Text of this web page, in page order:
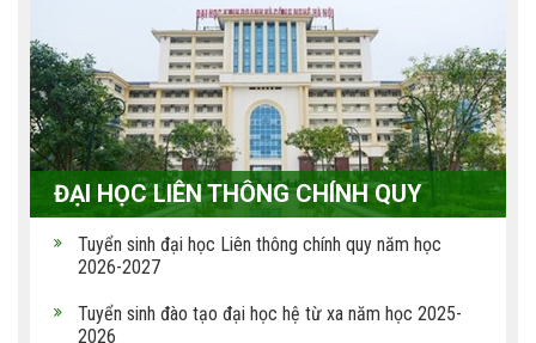
ĐẠI HỌC LIÊN THÔNG CHÍNH QUY
Tuyển sinh đại học Liên thông chính quy năm học
2026-2027
Tuyển sinh đào tạo đại học hệ từ xa năm học 2025-
2026